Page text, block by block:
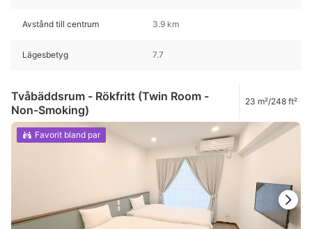
Avstånd till centrum 3.9 km
Lägesbetyg 7.7
Tvåbäddsrum - Rökfritt (Twin Room -
Non-Smoking)
23 m²/248 ft²
Favorit bland par